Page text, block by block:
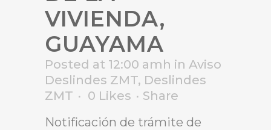
VIVIENDA,
GUAYAMA
Posted at 12:00 amh in Aviso
Deslindes ZMT, Deslindes
ZMT
0 Likes
Share
Notificación de trámite de